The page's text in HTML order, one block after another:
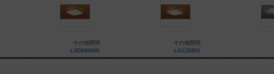
その他照明
LSEB8056K
その他照明
LGC25831